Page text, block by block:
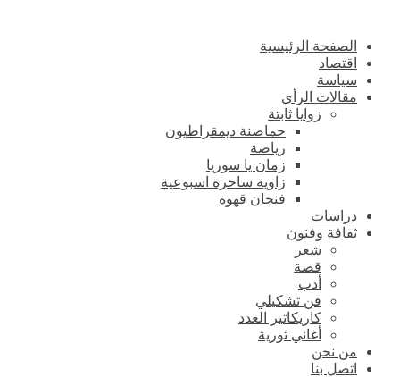
الصفحة الرئيسية
اقتصاد
سياسة
مقالات الرأي
زوايا ثابتة
حماصنة ديمقراطيون
رياضة
زمان يا سوريا
زاوية ساخرة اسبوعية
فنجان قهوة
دراسات
ثقافة وفنون
شعر
قصة
أدب
فن تشكيلي
كاريكاتير العدد
أغاني ثورية
من نحن
اتصل بنا